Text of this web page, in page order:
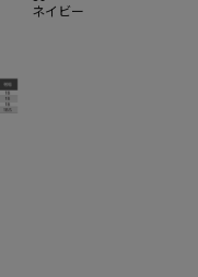
ネイビー